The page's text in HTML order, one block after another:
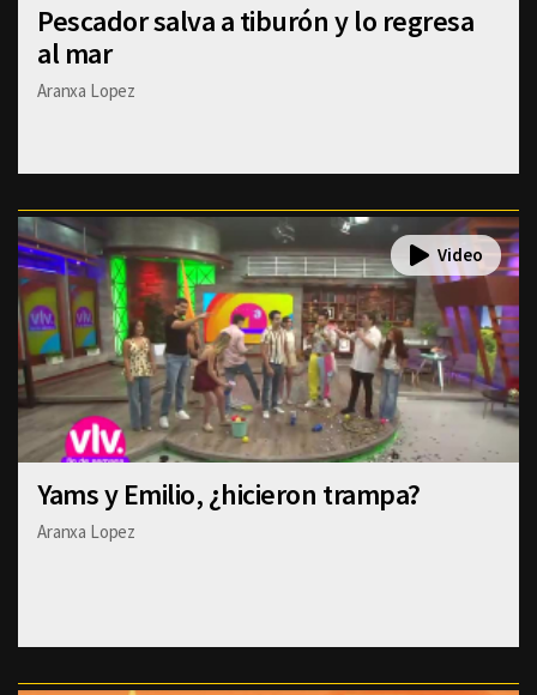
Pescador salva a tiburón y lo regresa
al mar
Aranxa Lopez
Yams y Emilio, ¿hicieron trampa?
Aranxa Lopez